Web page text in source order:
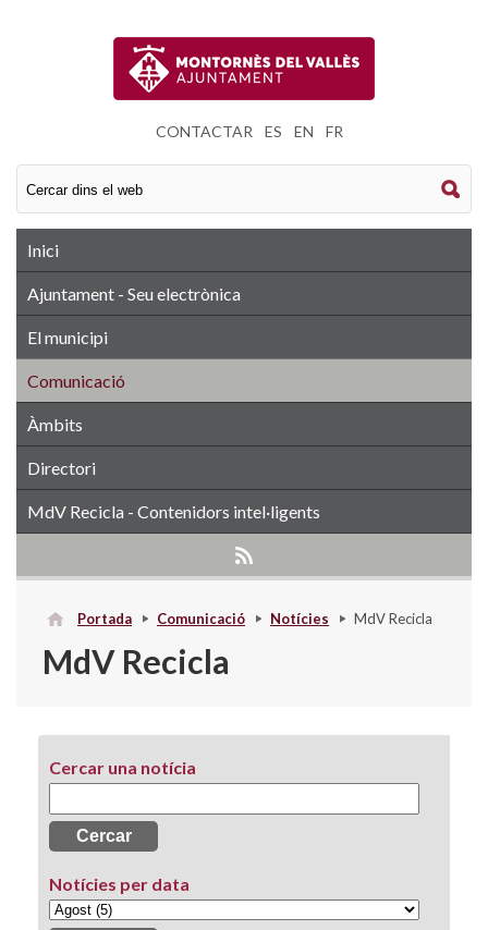
CONTACTAR ES EN FR
Inici
Ajuntament - Seu electrònica
El municipi
Comunicació
Àmbits
Directori
MdV Recicla - Contenidors intel·ligents
Portada Comunicació Notícies MdV Recicla
MdV Recicla
Cercar una notícia
Notícies per data